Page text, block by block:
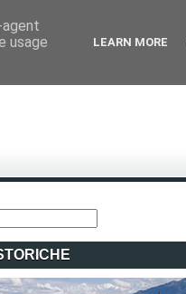
usage
LEARN MORE